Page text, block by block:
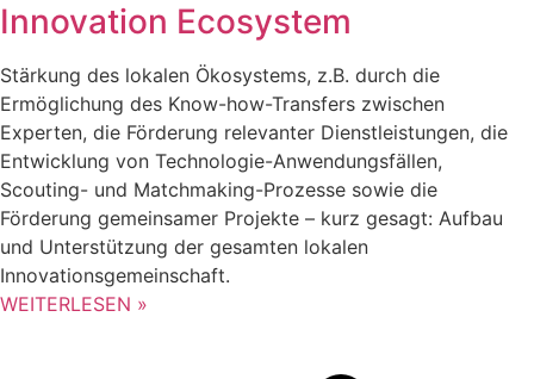
Innovation Ecosystem
Stärkung des lokalen Ökosystems, z.B. durch die
Ermöglichung des Know-how-Transfers zwischen
Experten, die Förderung relevanter Dienstleistungen, die
Entwicklung von Technologie-Anwendungsfällen,
Scouting- und Matchmaking-Prozesse sowie die
Förderung gemeinsamer Projekte – kurz gesagt: Aufbau
und Unterstützung der gesamten lokalen
Innovationsgemeinschaft.
WEITERLESEN »